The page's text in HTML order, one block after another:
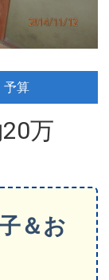
予算
万
＆お